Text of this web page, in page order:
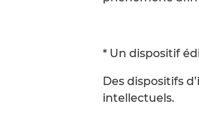
* Un dispositif
Des dispositifs
intellectuels.